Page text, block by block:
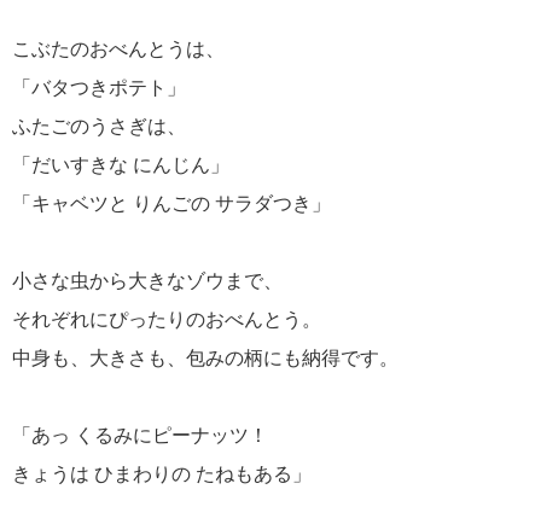
こぶたのおべんとうは、
「バタつきポテト」
ふたごのうさぎは、
「だいすきな にんじん」
「キャベツと りんごの サラダつき」
小さな虫から大きなゾウまで、
それぞれにぴったりのおべんとう。
中身も、大きさも、包みの柄にも納得です。
「あっ くるみにピーナッツ！
きょうは ひまわりの たねもある」